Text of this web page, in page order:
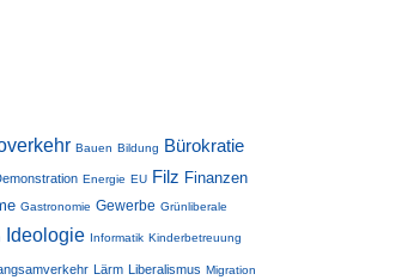
Bauen Bildung Bürokratie
Energie EU Filz Finanzen
Gastronomie Gewerbe Grünliberale
Ideologie Informatik Kinderbetreuung
Lärm Liberalismus Migration